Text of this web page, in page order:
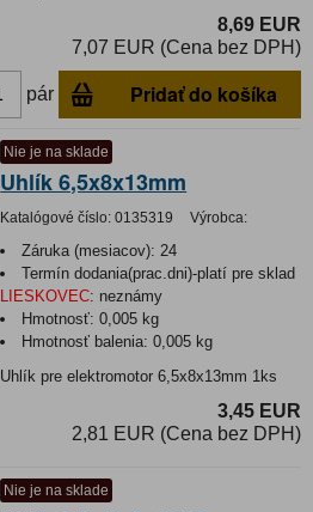
8,69 EUR
7,07 EUR (Cena bez DPH)
pár Pridať do košíka
Nie je na sklade
Uhlík 6,5x8x13mm
Katalógové číslo: 0135319 Výrobca:
Záruka (mesiacov): 24
Termín dodania(prac.dni)-platí pre sklad
LIESKOVEC: neznámy
Hmotnosť:0,005 kg
Hmotnosť balenia:0,005 kg
Uhlík pre elektromotor 6,5x8x13mm 1ks
3,45 EUR
2,81 EUR (Cena bez DPH)
Nie je na sklade